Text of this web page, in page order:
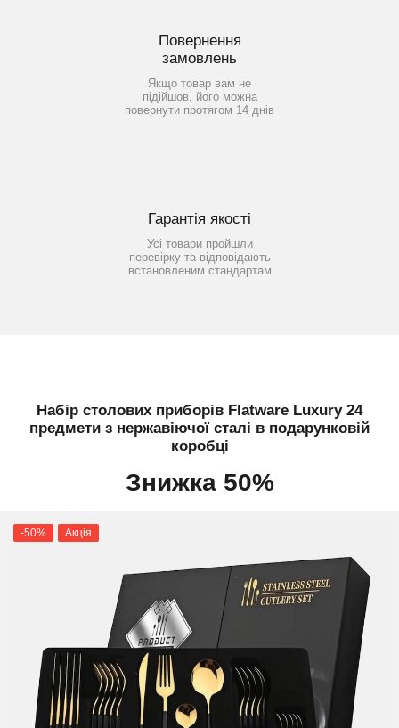
Повернення
замовлень
Якщо товар вам не
підійшов, його можна
повернути протягом 14 днів
Гарантія якості
Усі товари пройшли
перевірку та відповідають
встановленим стандартам
Набір столових приборів Flatware Luxury 24
предмети з нержавіючої сталі в подарунковій
коробці
Знижка 50%
-50% Акція